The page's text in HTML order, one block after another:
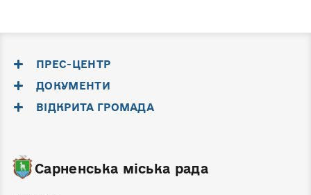
ПРЕС-ЦЕНТР
ДОКУМЕНТИ
ВІДКРИТА ГРОМАДА
Сарненська міська рада